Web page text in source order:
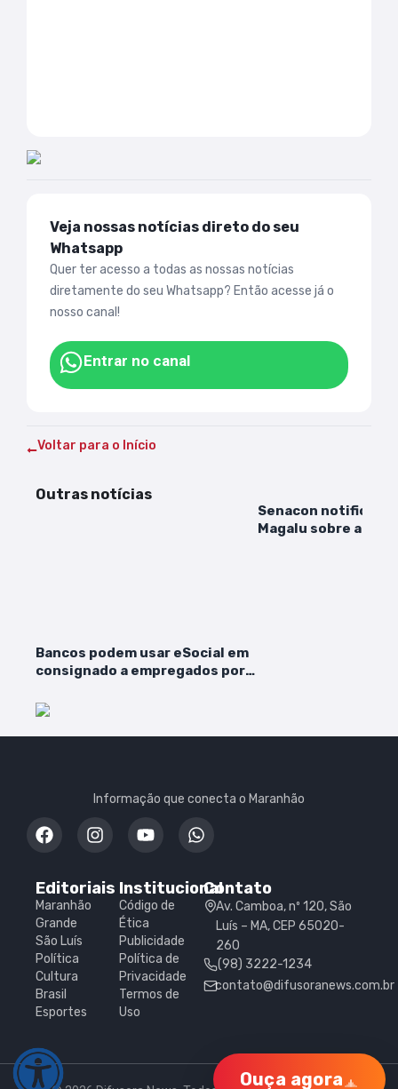
Veja nossas notícias direto do seu
Whatsapp
Quer ter acesso a todas as nossas notícias
diretamente do seu Whatsapp? Então acesse já o
nosso canal!
Entrar no canal
Voltar para o Início
Outras notícias
Bancos podem usar eSocial em
consignado a empregados por
Senacon notifica
Magalu sobre
Informação que conecta o Maranhão
Editoriais
Maranhão
Grande
São Luís
Política
Cultura
Brasil
Esportes
Institucional
Código de
Ética
Publicidade
Política de
Privacidade
Termos de
Uso
Contato
Av. Camboa, nº 120, São
Luís – MA, CEP 65020-
260
(98) 3222-1234
contato@difusoranews.com.br
Ouça agora